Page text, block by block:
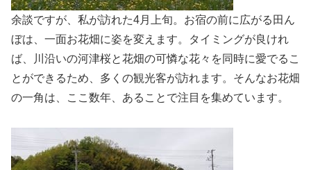
余談ですが、私が訪れた4月上旬。お宿の前に広がる田ん
ぼは、一面お花畑に姿を変えます。タイミングが良けれ
ば、川沿いの河津桜と花畑の可憐な花々を同時に愛でるこ
とができるため、多くの観光客が訪れます。そんなお花畑
の一角は、ここ数年、あることで注目を集めています。